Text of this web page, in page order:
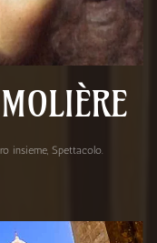
insieme, Spettacolo.